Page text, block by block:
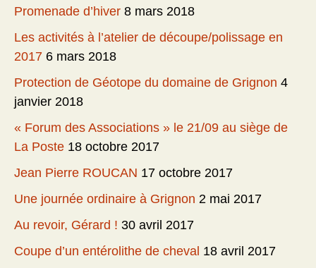
Promenade d’hiver 8 mars 2018
Les activités à l’atelier de découpe/polissage en
2017 6 mars 2018
Protection de Géotope du domaine de Grignon 4
janvier 2018
« Forum des Associations » le 21/09 au siège de
La Poste 18 octobre 2017
Jean Pierre ROUCAN 17 octobre 2017
Une journée ordinaire à Grignon 2 mai 2017
Au revoir, Gérard ! 30 avril 2017
Coupe d’un entérolithe de cheval 18 avril 2017